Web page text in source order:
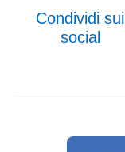
Condividi sui
social